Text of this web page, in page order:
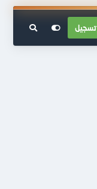
تسجيل